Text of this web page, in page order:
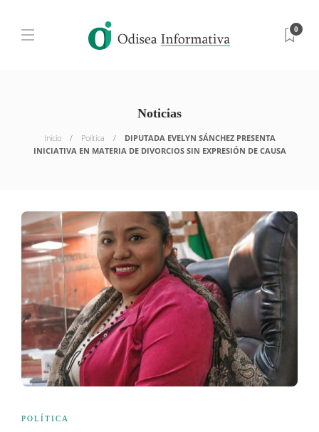
0
Noticias
Inicio Política
DIPUTADA EVELYN SÁNCHEZ PRESENTA
INICIATIVA EN MATERIA DE DIVORCIOS SIN EXPRESIÓN DE CAUSA
POLÍTICA